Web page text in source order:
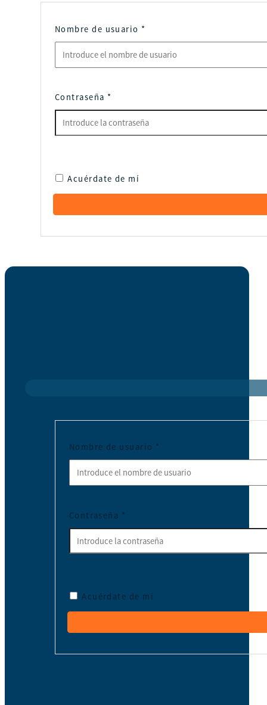
Nombre de usuario *
Contraseña *
Acuérdate de mí
Nombre de usuario *
Contraseña *
Acuérdate de mí